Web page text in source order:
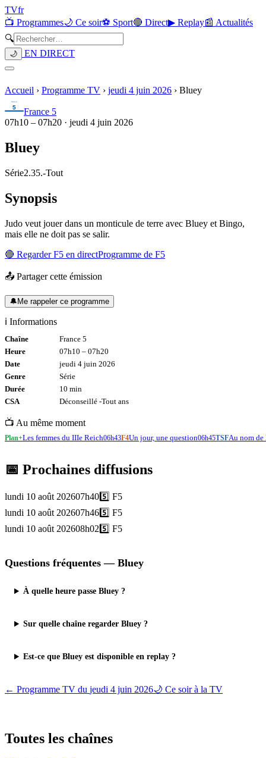
TVfr
📺 Programmes🌙 Ce soir⚽ Sport🔴 Direct▶ Replay📰 Actualités
🔍
🌙 EN DIRECT
Accueil › Programme TV › jeudi 4 juin 2026 › Bluey
France 5
07h10 – 07h20 · jeudi 4 juin 2026
Bluey
Série2.35.-Tout
Synopsis
Judo veut jouer dans un monticule de terre avec Bluey et Bingo,
mais elle ne doit pas se salir.
🔴 RegarderF5 en directProgramme de F5
📤 Partager cette émission
🔔Me rappeler ce programme
ℹ️ Informations
Chaîne
France 5
Heure
07h10 – 07h20
Date
jeudi 4 juin 2026
Genre
Série
Durée
10 min
CSA
Déconseillé -Tout ans
📺 Au même moment
Plan+Les femmes du IIIe Reich06h43F4Un jour, une question06h45TSFAu nom de
📅 Prochaines diffusions
lundi 10 août 202607h405️⃣ F5
lundi 10 août 202607h465️⃣ F5
lundi 10 août 202608h02 5️⃣ F5
Questions fréquentes — Bluey
À quelle heure passe Bluey ?
Sur quelle chaîne regarder Bluey ?
Est-ce que Bluey est disponible en replay ?
← Programme TV du jeudi 4 juin 2026🌙 Ce soir à la TV
Toutes les chaînes